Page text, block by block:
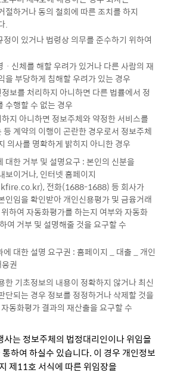
절하거나 동의 철회에 따른 조치를 하지
.
정이 있거나 법령상 의무를 준수하기 위하여
ㆍ신체를 해할 우려가 있거나 다른 사람의 재
을 부당하게 침해할 우려가 있는 경우
보를 처리하지 아니하면 다른 법률에서 정
수행할 수 없는 경우
지 아니하면 정보주체와 약정한 서비스를
등 계약의 이행이 곤란한 경우로서 정보주체
의사를 명확하게 밝히지 아니한 경우
대한 거부 및 설명요구 : 본인의 신분을
보이거나, 인터넷 홈페이지
전화(1688-1688) 등 회사가
인임을 확인받아 개인신용평가 및 금융거래
하여 자동화평가를 하는지 여부와 자동화
여 거부 및 설명해줄 것을 요구할 수
대한 설명 요구권 : 홈페이지 _ 대출 _ 개인
권
한 기초정보의 내용이 정확하지 않거나 최신
단되는 경우 정보를 정정하거나 삭제할 것을
동화평가 결과의 재산출을 요구할 수
는 정보주체의 법정대리인이나 위임을
하여 하실수 있습니다. 이 경우 개인정보
제11호 서식에 따른 위임장을